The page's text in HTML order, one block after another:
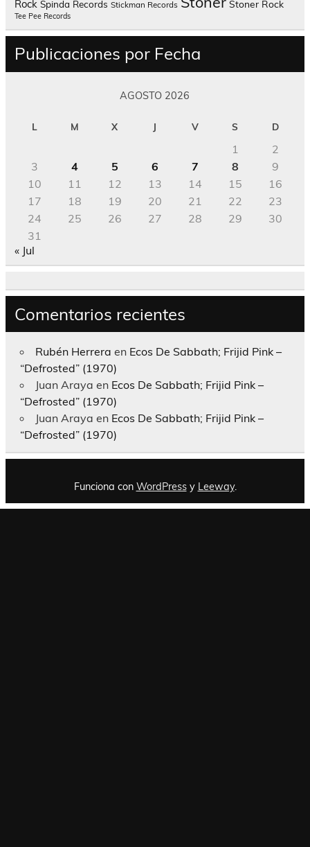
Rock Spinda Records Stickman Records Stoner Rock
Tee Pee Records
Publicaciones por Fecha
AGOSTO 2026
L M X J V S D
1
2
3
4 5 6 7 8
9
10
11 12 13 14 15
16
17
18 19 20 21 22
23
24
25 26 27 28 29
30
31
« Jul
Comentarios recientes
Rubén Herrera en Ecos De Sabbath; Frijid Pink –
“Defrosted” (1970)
Juan Araya en Ecos De Sabbath; Frijid Pink –
“Defrosted” (1970)
Juan Araya en Ecos De Sabbath; Frijid Pink –
“Defrosted” (1970)
Funciona con WordPressy Leeway.